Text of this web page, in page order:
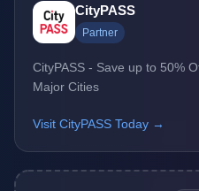
CityPASS
Partner
CityPASS - Save up to 50%
Major Cities
Visit CityPASS Today →